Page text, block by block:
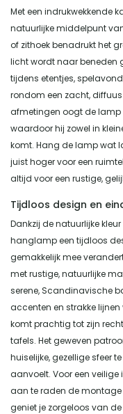
Met een indrukwekkende
natuurlijke middelpunt
of zithoek benadrukt het
licht wordt naar beneden
tijdens etentjes,
rondom een zacht,
afmetingen oogt de lamp
waardoor hij zowel in
komt. Hang de lamp wat
juist hoger voor een
altijd voor een rustige,
Tijdloos design en
Dankzij de natuurlijke
hanglamp een tijdloos
gemakkelijk mee
met rustige, natuurlijke
serene, Scandinavische
accenten en strakke
komt prachtig tot zijn
tafels. Het geweven
huiselijke, gezellige sfeer
aanvoelt. Voor een
aan te raden de montage
geniet je zorgeloos van